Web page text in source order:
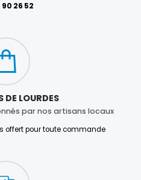
26 52
DE LOURDES
par nos artisans locaux
offert pour toute commande